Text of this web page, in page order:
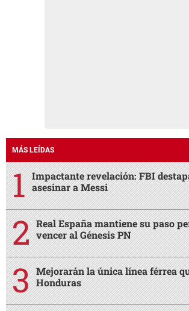
MÁS LEÍDAS
Impactante revelación: FBI
asesinar a Messi
Real España mantiene su paso
vencer al Génesis PN
Mejorarán la única línea férrea
Honduras